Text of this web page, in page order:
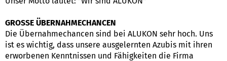
GROSSE ÜBERNAHMECHANCEN
Die Übernahmechancen sind bei ALUKON sehr hoch. Uns
ist es wichtig, dass unsere ausgelernten Azubis mit ihren
erworbenen Kenntnissen und Fähigkeiten die Firma